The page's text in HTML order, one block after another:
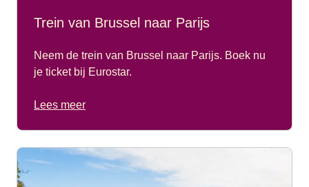
Trein van Brussel naar Parijs
Neem de trein van Brussel naar Parijs. Boek nu
je ticket bij Eurostar.
Lees meer